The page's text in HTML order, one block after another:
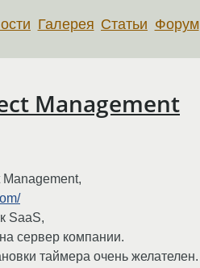
Галерея Статьи Форум
Management
SaaS,
сервер компании.
таймера очень желателен.